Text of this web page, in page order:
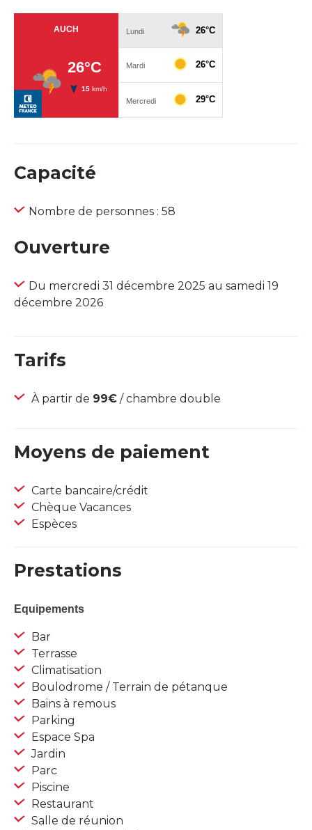
Capacité
Nombre de personnes : 58
Ouverture
Du mercredi 31 décembre 2025 au samedi 19
décembre 2026
Tarifs
À partir de 99€ / chambre double
Moyens de paiement
Carte bancaire/crédit
Chèque Vacances
Espèces
Prestations
Equipements
Bar
Terrasse
Climatisation
Boulodrome / Terrain de pétanque
Bains à remous
Parking
Espace Spa
Jardin
Parc
Piscine
Restaurant
Salle de réunion